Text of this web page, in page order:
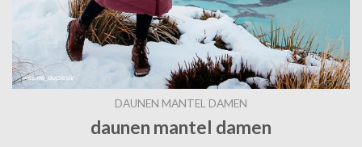
DAUNEN MANTEL DAMEN
daunen mantel damen